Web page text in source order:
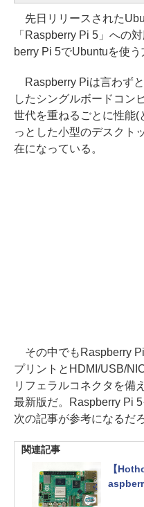
先日リリースされた
「Raspberry Pi 5」への
berry Pi 5でUbuntuを使う
Raspberry Piは言わず
したシングルボードコン
世代を重ねるごとに性能(
っとした小型のデスクト
在になっている。
その中でもRaspberry
プリントとHDMI/USB/
リフェラルコネクタを備
最新版だ。Raspberry Pi
次の記事が参考になるだろ
関連記事
【